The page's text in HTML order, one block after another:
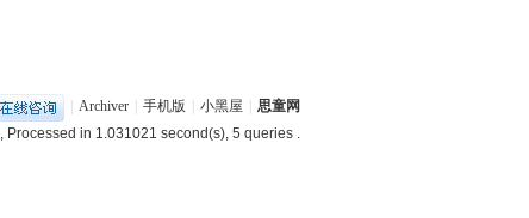
Archiver 手机版 小黑屋
思童网
, Processed in 1.031021 second(s), 5 queries .